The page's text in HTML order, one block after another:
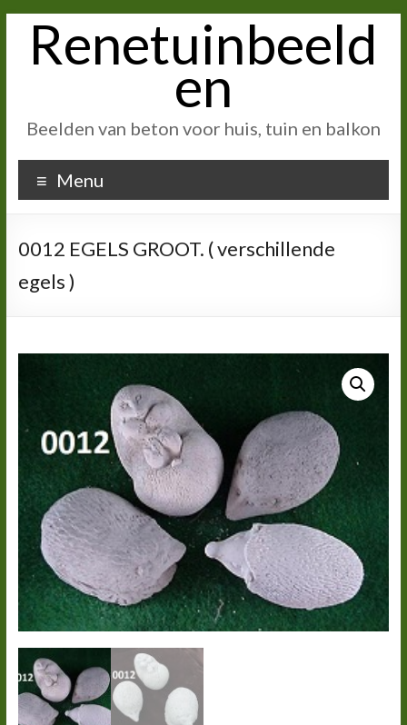
inhoudRenetuinbeeld
en
Beelden van beton voor huis, tuin en balkon
Menu
0012 EGELS GROOT. ( verschillende
egels )